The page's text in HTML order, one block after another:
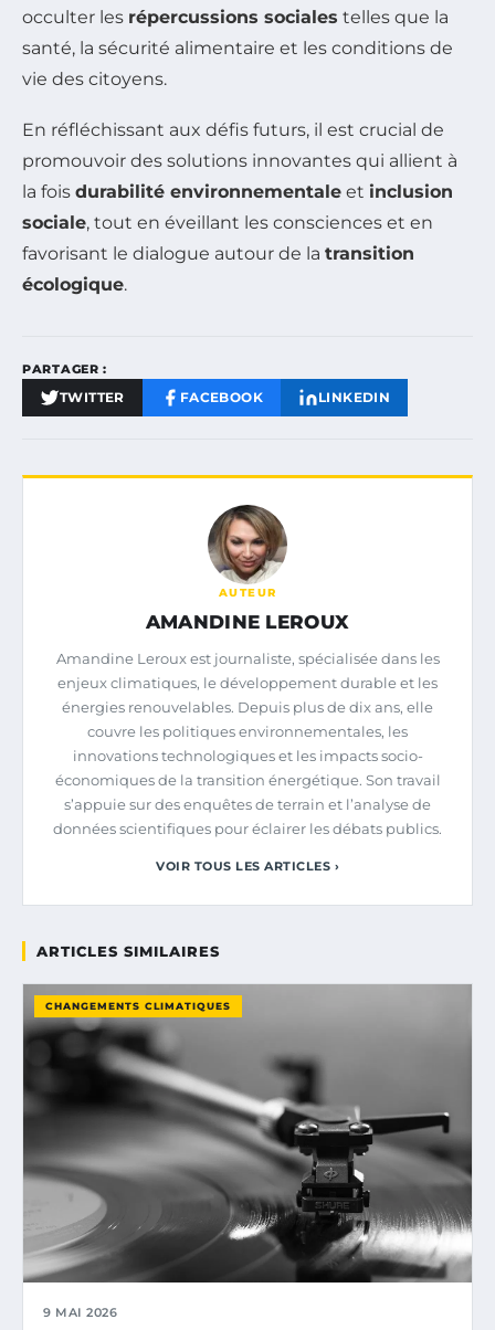
occulter les répercussions sociales telles que la
santé, la sécurité alimentaire et les conditions de
vie des citoyens.
En réfléchissant aux défis futurs, il est crucial de
promouvoir des solutions innovantes qui allient à
la fois durabilité environnementale et inclusion
sociale, tout en éveillant les consciences et en
favorisant le dialogue autour de la transition
écologique.
PARTAGER :
TWITTER FACEBOOK LINKEDIN
AUTEUR
AMANDINE LEROUX
Amandine Leroux est journaliste, spécialisée dans les
enjeux climatiques, le développement durable et les
énergies renouvelables. Depuis plus de dix ans, elle
couvre les politiques environnementales, les
innovations technologiques et les impacts socio-
économiques de la transition énergétique. Son travail
s’appuie sur des enquêtes de terrain et l’analyse de
données scientifiques pour éclairer les débats publics.
VOIR TOUS LES ARTICLES ›
ARTICLES SIMILAIRES
CHANGEMENTS CLIMATIQUES
9 MAI 2026